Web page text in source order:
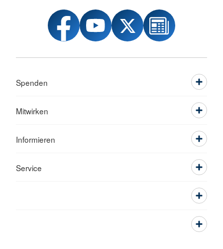
Spenden
Mitwirken
Informieren
Service